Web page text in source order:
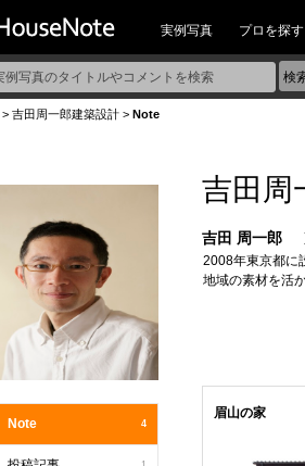
実例写真 プロを探す
> 吉田周一郎建築設計 > Note
Note 4
吉田周
吉田 周一郎
2008年東京都に
地域の素材を活
眉山の家